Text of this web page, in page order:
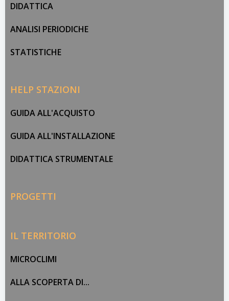
DIDATTICA
ANALISI PERIODICHE
STATISTICHE
HELP STAZIONI
GUIDA ALL'ACQUISTO
GUIDA ALL'INSTALLAZIONE
DIDATTICA STRUMENTALE
PROGETTI
IL TERRITORIO
MICROCLIMI
ALLA SCOPERTA DI...